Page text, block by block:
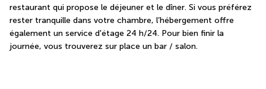
restaurant qui propose le déjeuner et le dîner. Si vous préférez
rester tranquille dans votre chambre, l’hébergement offre
également un service d'étage 24 h/24. Pour bien finir la
journée, vous trouverez sur place un bar / salon.